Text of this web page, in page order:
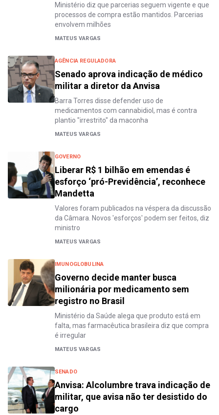
Ministério diz que parcerias seguem vigente e que
processos de compra estão mantidos. Parcerias
envolvem milhões
MATEUS VARGAS
AGÊNCIA REGULADORA
Senado aprova indicação de médico
militar a diretor da Anvisa
Barra Torres disse defender uso de
medicamentos com cannabidiol, mas é contra
plantio "irrestrito" da maconha
MATEUS VARGAS
GOVERNO
Liberar R$ 1 bilhão em emendas é
esforço ‘pró-Previdência’, reconhece
Mandetta
Valores foram publicados na véspera da discussão
da Câmara. Novos 'esforços' podem ser feitos, diz
ministro
MATEUS VARGAS
IMUNOGLOBULINA
Governo decide manter busca
milionária por medicamento sem
registro no Brasil
Ministério da Saúde alega que produto está em
falta, mas farmacêutica brasileira diz que compra
é irregular
MATEUS VARGAS
SENADO
Anvisa: Alcolumbre trava indicação de
militar, que avisa não ter desistido do
cargo